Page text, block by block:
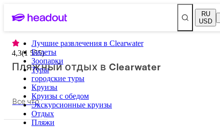
RU
USD
Лучшие развлечения в Clearwater
Билеты
Зоопарки
Туры
городские туры
Круизы
Круизы с обедом
Экскурсионные круизы
Отдых
Пляжи
4,3(1 555)
Пляжный отдых в Clearwater
Все что